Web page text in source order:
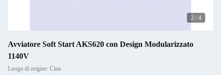
2 / 4
Avviatore Soft Start AKS620 con Design Modularizzato
1140V
Luogo di origine: Cina